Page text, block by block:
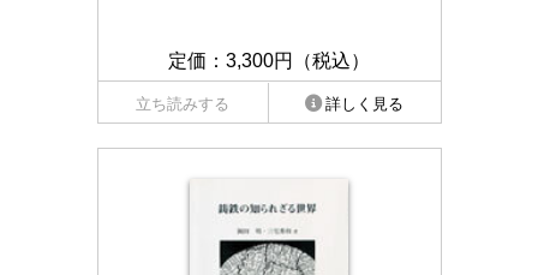
定価：3,300円（税込）
立ち読みする 詳しく見る